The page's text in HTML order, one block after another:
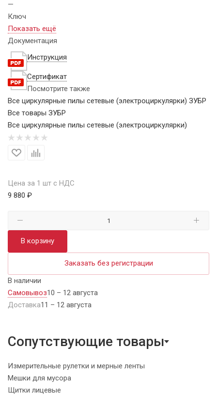
—
Ключ
Показать ещё
Документация
Инструкция
Сертификат
Посмотрите также
Все циркулярные пилы сетевые (электроциркулярки) ЗУБР
Все товары ЗУБР
Все циркулярные пилы сетевые (электроциркулярки)
Цена за 1 шт с НДС
9 880 ₽
В корзину
Заказать без регистрации
В наличии
Самовывоз10 – 12 августа
Доставка11 – 12 августа
Сопутствующие товары
Измерительные рулетки и мерные ленты
Мешки для мусора
Щитки лицевые